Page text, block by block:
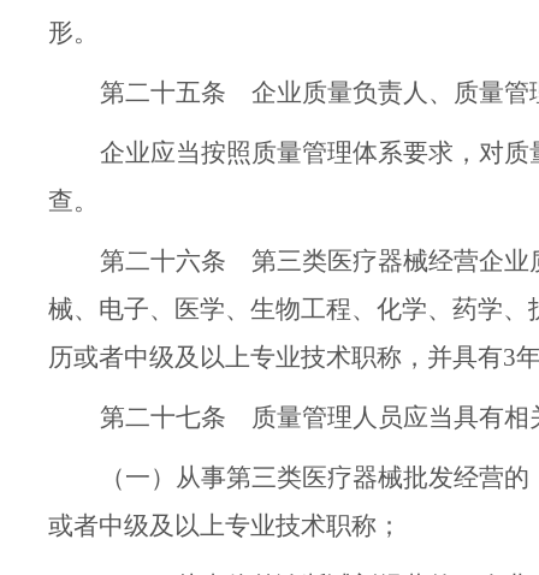
形。
第二十五条 企业质量负责人、质量
企业应当按照质量管理体系要求，对
查。
第二十六条 第三类医疗器械经营企
械、电子、医学、生物工程、化学、药学
历或者中级及以上专业技术职称， 并具有3
第二十七条 质量管理人员应当具有
（一） 从事第三类医疗器械批发经营的
或者中级及以上专业技术职称；